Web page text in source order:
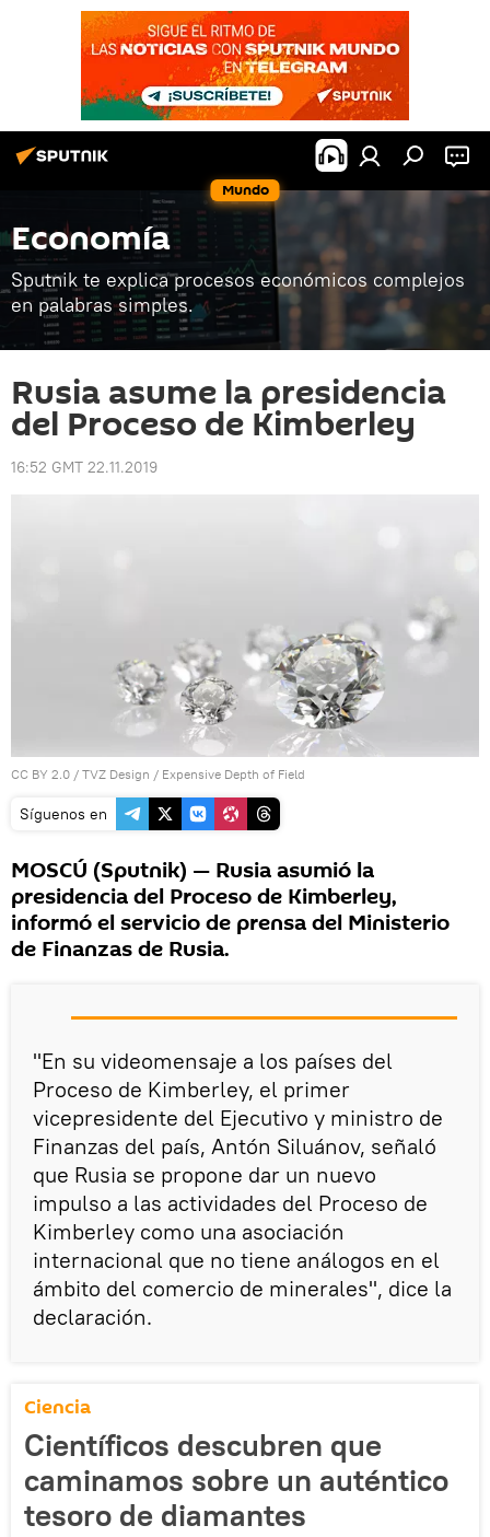
Mundo
Economía
Sputnik te explica procesos económicos complejos
en palabras simples.
Rusia asume la presidencia
del Proceso de Kimberley
16:52 GMT 22.11.2019
CC BY 2.0 / TVZ Design / Expensive Depth of Field
Síguenos en
MOSCÚ (Sputnik) — Rusia asumió la
presidencia del Proceso de Kimberley,
informó el servicio de prensa del Ministerio
de Finanzas de Rusia.
"En su videomensaje a los países del
Proceso de Kimberley, el primer
vicepresidente del Ejecutivo y ministro de
Finanzas del país, Antón Siluánov, señaló
que Rusia se propone dar un nuevo
impulso a las actividades del Proceso de
Kimberley como una asociación
internacional que no tiene análogos en el
ámbito del comercio de minerales", dice la
declaración.
Ciencia
Científicos descubren que
caminamos sobre un auténtico
tesoro de diamantes